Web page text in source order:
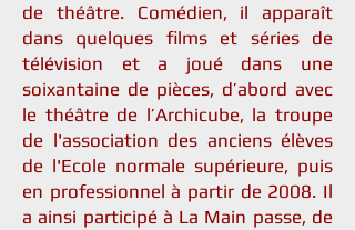
de théâtre. Comédien, il apparaît
dans quelques films et séries de
télévision et a joué dans une
soixantaine de pièces, d’abord avec
le théâtre de l’Archicube, la troupe
de l'association des anciens élèves
de l'Ecole normale supérieure, puis
en professionnel à partir de 2008. Il
a ainsi participé à La Main passe, de